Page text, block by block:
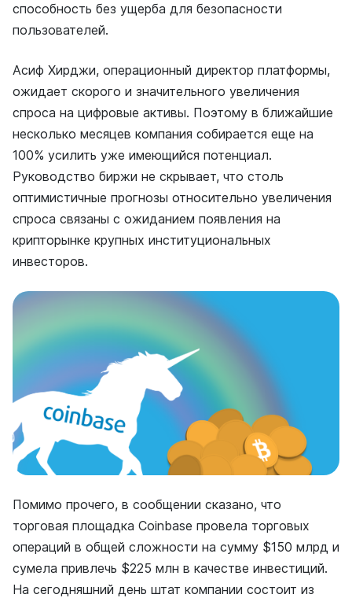
способность без ущерба для безопасности
пользователей.
Асиф Хирджи, операционный директор платформы,
ожидает скорого и значительного увеличения
спроса на цифровые активы. Поэтому в ближайшие
несколько месяцев компания собирается еще на
100% усилить уже имеющийся потенциал.
Руководство биржи не скрывает, что столь
оптимистичные прогнозы относительно увеличения
спроса связаны с ожиданием появления на
крипторынке крупных институциональных
инвесторов.
Помимо прочего, в сообщении сказано, что
торговая площадка Coinbase провела торговых
операций в общей сложности на сумму $150 млрд и
сумела привлечь $225 млн в качестве инвестиций.
На сегодняшний день штат компании состоит из